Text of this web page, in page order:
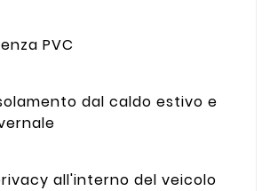
PVC
dal caldo estivo e
all'interno del veicolo